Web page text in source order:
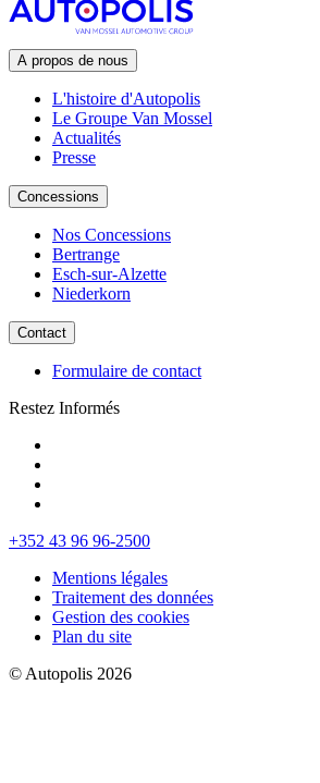
A propos de nous
L'histoire d'Autopolis
Le Groupe Van Mossel
Actualités
Presse
Concessions
Nos Concessions
Bertrange
Esch-sur-Alzette
Niederkorn
Contact
Formulaire de contact
Restez Informés
+352 43 96 96-2500
Mentions légales
Traitement des données
Gestion des cookies
Plan du site
© Autopolis 2026